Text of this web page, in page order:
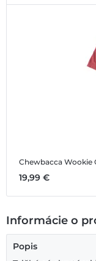
Chewbacca Wookie
19,99 €
Informácie o
Popis